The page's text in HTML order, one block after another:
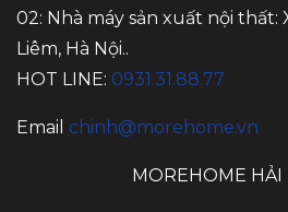
02: Nhà máy sản xuất nội thất:
Liêm, Hà Nội..
HOT LINE: 0931.31.88.77
Email chinh@morehome.vn
MOREHOME HẢI